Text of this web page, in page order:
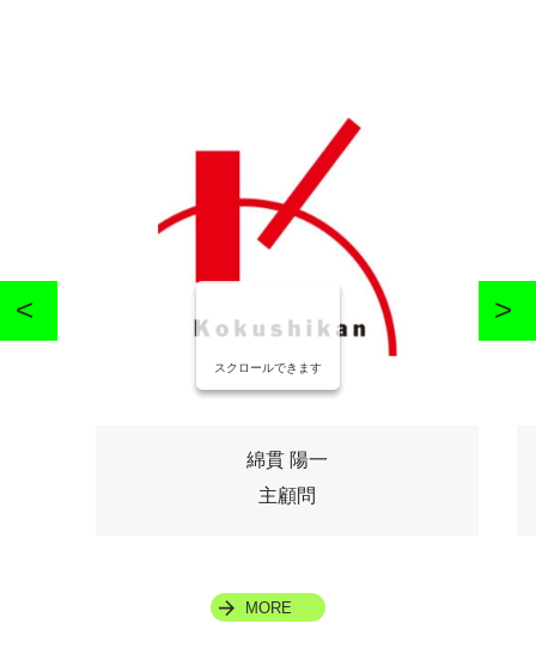
綿貫 陽一
主顧問
スクロールできます
MORE